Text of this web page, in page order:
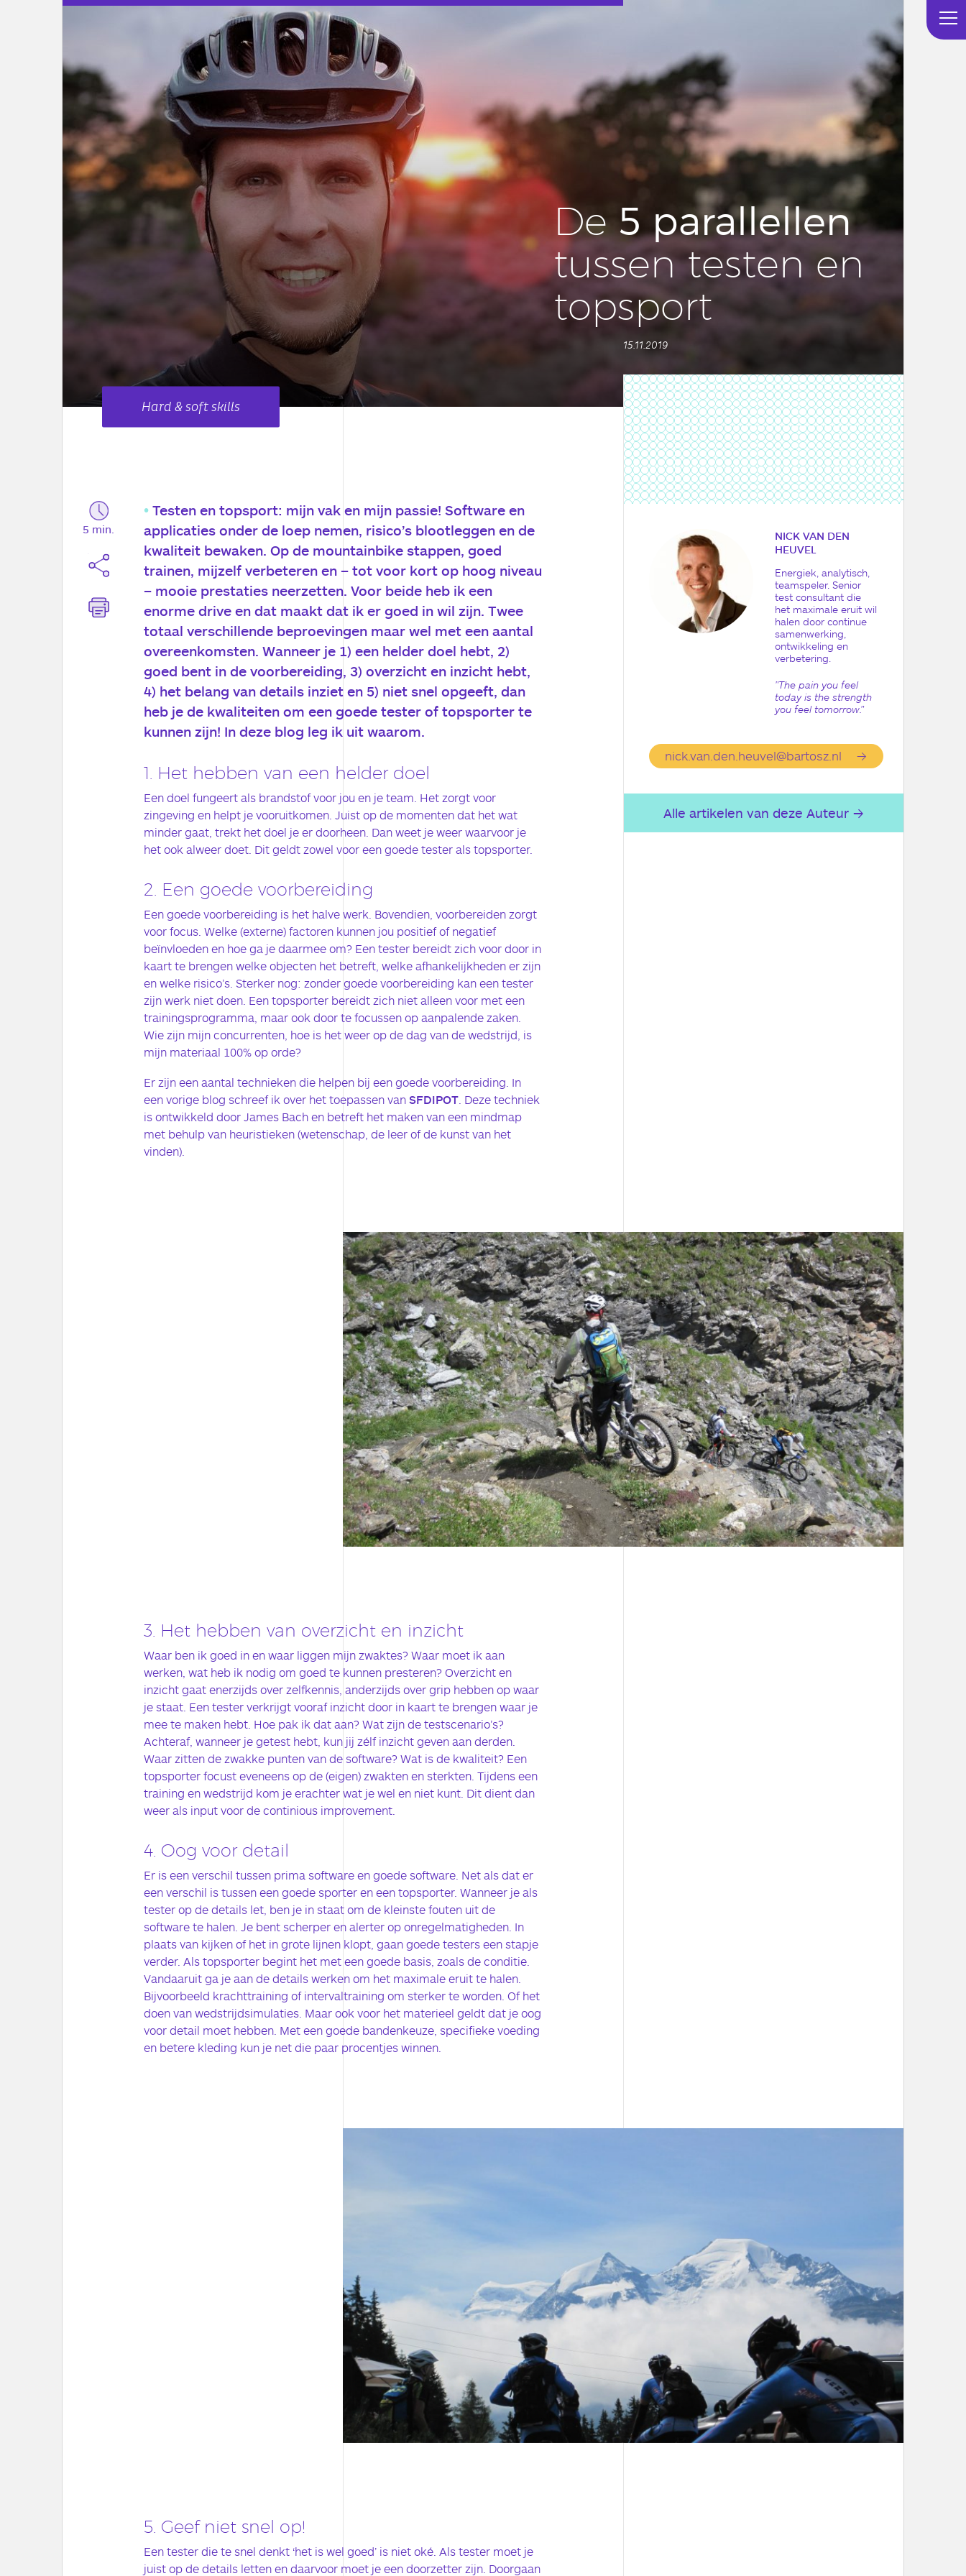
De5 pa­ral­lel­len
tussen testen en
top­sport
15.11.2019
Hard & soft skills
5 min.
Testen en topsport: mijn vak en mijn passie! Software en
applicaties onder de loep nemen, risico’s blootleggen en de
kwaliteit bewaken. Op de mountainbike stappen, goed
trainen, mijzelf verbeteren en – tot voor kort op hoog niveau
– mooie prestaties neerzetten. Voor beide heb ik een
enorme drive en dat maakt dat ik er goed in wil zijn. Twee
totaal verschillende beproevingen maar wel met een aantal
overeenkomsten. Wanneer je 1) een helder doel hebt, 2)
goed bent in de voorbereiding, 3) overzicht en inzicht hebt,
4) het belang van details inziet en 5) niet snel opgeeft, dan
heb je de kwaliteiten om een goede tester of topsporter te
kunnen zijn! In deze blog leg ik uit waarom.
1. Het hebben van een helder doel
Een doel fungeert als brandstof voor jou en je team. Het zorgt voor
zingeving en helpt je vooruitkomen. Juist op de momenten dat het wat
minder gaat, trekt het doel je er doorheen. Dan weet je weer waarvoor je
het ook alweer doet. Dit geldt zowel voor een goede tester als topsporter.
2. Een goede voorbereiding
Een goede voorbereiding is het halve werk. Bovendien, voorbereiden zorgt
voor focus. Welke (externe) factoren kunnen jou positief of negatief
beïnvloeden en hoe ga je daarmee om? Een tester bereidt zich voor door in
kaart te brengen welke objecten het betreft, welke afhankelijkheden er zijn
en welke risico’s. Sterker nog: zonder goede voorbereiding kan een tester
zijn werk niet doen. Een topsporter bereidt zich niet alleen voor met een
trainingsprogramma, maar ook door te focussen op aanpalende zaken.
Wie zijn mijn concurrenten, hoe is het weer op de dag van de wedstrijd, is
mijn materiaal 100% op orde?
Er zijn een aantal technieken die helpen bij een goede voorbereiding. In
een vorige blog schreef ik over het toepassen van SFDIPOT. Deze techniek
is ontwikkeld door James Bach en betreft het maken van een mindmap
met behulp van heuristieken (wetenschap, de leer of de kunst van het
vinden).
NICK VAN DEN
HEUVEL
Energiek, analytisch,
teamspeler. Senior
test consultant die
het maximale eruit wil
halen door continue
samenwerking,
ontwikkeling en
verbetering.
"The pain you feel
today is the strength
you feel tomorrow."
nick.van.den.heuvel@bartosz.nl
Alle artikelen van deze Auteur
3. Het hebben van overzicht en inzicht
Waar ben ik goed in en waar liggen mijn zwaktes? Waar moet ik aan
werken, wat heb ik nodig om goed te kunnen presteren? Overzicht en
inzicht gaat enerzijds over zelfkennis, anderzijds over grip hebben op waar
je staat. Een tester verkrijgt vooraf inzicht door in kaart te brengen waar je
mee te maken hebt. Hoe pak ik dat aan? Wat zijn de testscenario’s?
Achteraf, wanneer je getest hebt, kun jij zélf inzicht geven aan derden.
Waar zitten de zwakke punten van de software? Wat is de kwaliteit? Een
topsporter focust eveneens op de (eigen) zwakten en sterkten. Tijdens een
training en wedstrijd kom je erachter wat je wel en niet kunt. Dit dient dan
weer als input voor de continious improvement.
4. Oog voor detail
Er is een verschil tussen prima software en goede software. Net als dat er
een verschil is tussen een goede sporter en een topsporter. Wanneer je als
tester op de details let, ben je in staat om de kleinste fouten uit de
software te halen. Je bent scherper en alerter op onregelmatigheden. In
plaats van kijken of het in grote lijnen klopt, gaan goede testers een stapje
verder. Als topsporter begint het met een goede basis, zoals de conditie.
Vandaaruit ga je aan de details werken om het maximale eruit te halen.
Bijvoorbeeld krachttraining of intervaltraining om sterker te worden. Of het
doen van wedstrijdsimulaties. Maar ook voor het materieel geldt dat je oog
voor detail moet hebben. Met een goede bandenkeuze, specifieke voeding
en betere kleding kun je net die paar procentjes winnen.
5. Geef niet snel op!
Een tester die te snel denkt ‘het is wel goed’ is niet oké. Als tester moet je
juist op de details letten en daarvoor moet je een doorzetter zijn. Doorgaan